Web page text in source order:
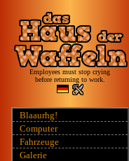
Employees must stop crying
before returning to work.
Blaaurhg!
Computer
Fahrzeuge
Galerie